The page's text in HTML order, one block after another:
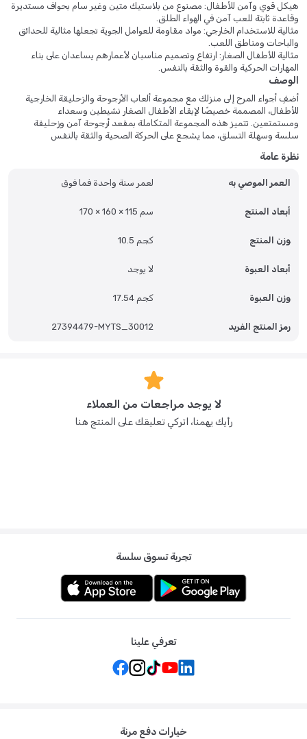
هيكل قوي وآمن للأطفال: مصنوع من بلاستيك متين وغير سام بحواف مستديرة
وقاعدة ثابتة للعب آمن في الهواء الطلق.
مثالية للاستخدام الخارجي: مواد مقاومة للعوامل الجوية تجعلها مثالية للحدائق
والباحات ومناطق اللعب.
مثالية للأطفال الصغار: ارتفاع وتصميم مناسبان لأعمارهم يساعدان على بناء
المهارات الحركية والقوة والثقة بالنفس.
الوصف
أضفِ أجواء المرح إلى منزلك مع مجموعة ألعاب الأرجوحة والزحليقة الخارجية
للأطفال، المصممة خصيصًا لإبقاء الأطفال الصغار نشيطين وسعداء
ومستمتعين. تتميز هذه المجموعة المتكاملة بمقعد أرجوحة آمن وزحليقة
سلسة وسهلة التسلق، مما يشجع على الحركة الصحية والثقة بالنفس
المتين، تُعد مثالية للحدائق أو الأفنية الخلفية أو مناطق اللعب الخارجية، لتجعل
نظرة عامة
العمر الموصي به لعمر سنة واحدة فما فوق
أبعاد المنتج 170 × 160 × 115 سم
وزن المنتج 10.5 كجم
أبعاد العبوة لا يوجد
وزن العبوة 17.54 كجم
رمز المنتج الفريد 27394479-MYTS_30012
لا يوجد مراجعات من العملاء
رأيك يهمنا، اتركي تعليقك على المنتج هنا
تجربة تسوق سلسة
تعرفي علينا
خيارات دفع مرنة